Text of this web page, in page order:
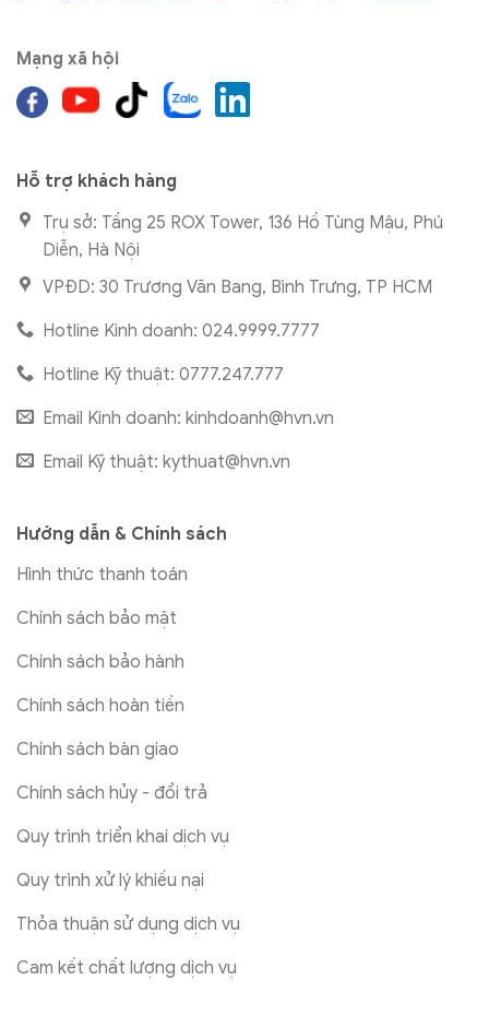
Mạng xã hội
Hỗ trợ khách hàng
Trụ sở: Tầng 25 ROX Tower, 136 Hồ Tùng Mậu, Phú
Diễn, Hà Nội
VPĐD: 30 Trương Văn Bang, Bình Trưng, TP HCM
Hotline Kinh doanh: 024.9999.7777
Hotline Kỹ thuật: 0777.247.777
Email Kinh doanh: kinhdoanh@hvn.vn
Email Kỹ thuật: kythuat@hvn.vn
Hướng dẫn & Chính sách
Hình thức thanh toán
Chính sách bảo mật
Chính sách bảo hành
Chính sách hoàn tiền
Chính sách bàn giao
Chính sách hủy - đổi trả
Quy trình triển khai dịch vụ
Quy trình xử lý khiếu nại
Thỏa thuận sử dụng dịch vụ
Cam kết chất lượng dịch vụ